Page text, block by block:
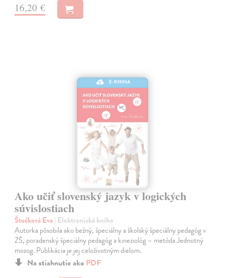
16,20 €
E-KNIHA
Ako učiť slovenský jazyk v logických
súvislostiach
Štočková Eva| Elektronická kniha
Autorka pôsobila ako bežný, špeciálny a školský špeciálny pedagóg v
ZŠ, poradenský špeciálny pedagóg a kineziológ – metóda Jednotný
mozog. Publikácia je jej celoživotným dielom.
Na stiahnutie ako PDF